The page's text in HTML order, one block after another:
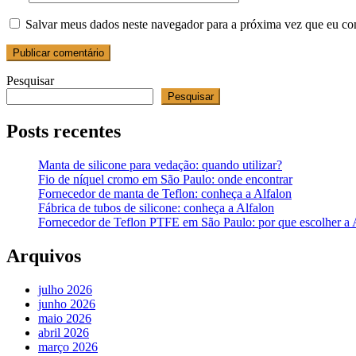
Salvar meus dados neste navegador para a próxima vez que eu
Pesquisar
Pesquisar
Posts recentes
Manta de silicone para vedação: quando utilizar?
Fio de níquel cromo em São Paulo: onde encontrar
Fornecedor de manta de Teflon: conheça a Alfalon
Fábrica de tubos de silicone: conheça a Alfalon
Fornecedor de Teflon PTFE em São Paulo: por que escolher a
Arquivos
julho 2026
junho 2026
maio 2026
abril 2026
março 2026